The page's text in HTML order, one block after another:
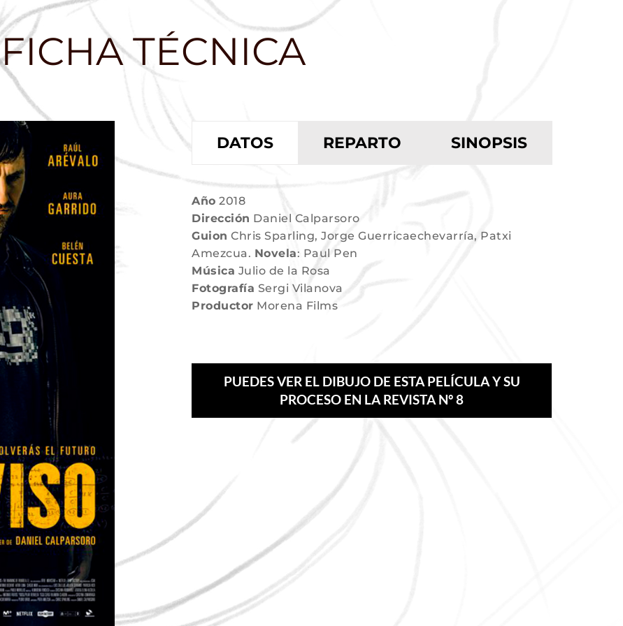
FICHA TÉCNICA
DATOS REPARTO SINOPSIS
Año 2018
Dirección Daniel Calparsoro
Guion Chris Sparling, Jorge Guerricaechevarría, Patxi
Amezcua. Novela: Paul Pen
Música Julio de la Rosa
Fotografía Sergi Vilanova
Productor Morena Films
PUEDES VER EL DIBUJO DE ESTA PELÍCULA Y SU
PROCESO EN LA REVISTA Nº 8